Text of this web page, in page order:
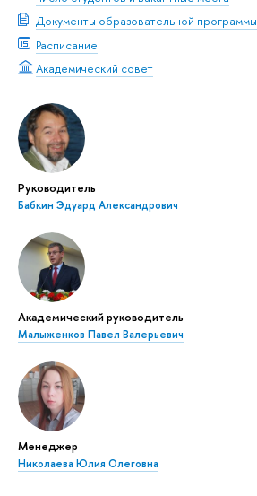
Документы образовательной программы
Расписание
Академический совет
Руководитель
Бабкин Эдуард Александрович
Академический руководитель
Малыженков Павел Валерьевич
Менеджер
Николаева Юлия Олеговна